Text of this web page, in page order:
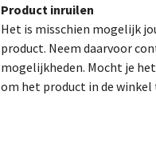
Product inruilen
Het is misschien mogelijk
product. Neem daarvoor
mogelijkheden. Mocht je
om het product in de winkel